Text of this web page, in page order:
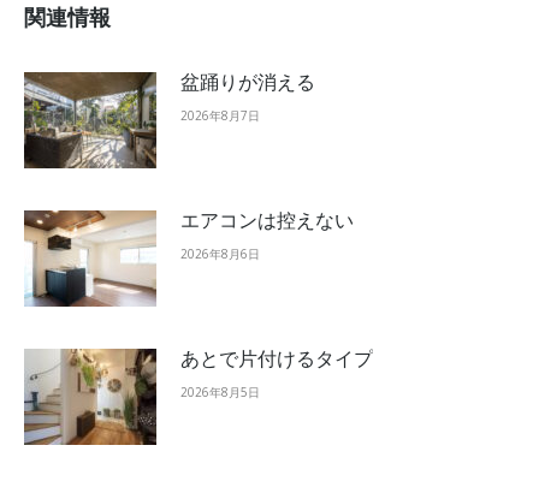
関連情報
盆踊りが消える
2026年8月7日
エアコンは控えない
2026年8月6日
あとで片付けるタイプ
2026年8月5日